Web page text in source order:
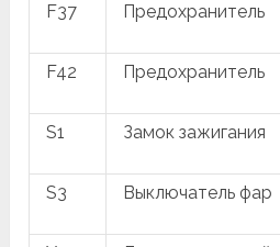
F37 Предохранитель
F42 Предохранитель
S1 Замок зажигания
S3 Выключатель фар